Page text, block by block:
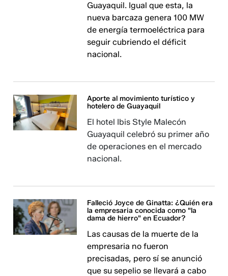
Guayaquil. Igual que esta, la
nueva barcaza genera 100 MW
de energía termoeléctrica para
seguir cubriendo el déficit
nacional.
Aporte al movimiento turístico y
hotelero de Guayaquil
El hotel Ibis Style Malecón
Guayaquil celebró su primer año
de operaciones en el mercado
nacional.
Falleció Joyce de Ginatta: ¿Quién era
la empresaria conocida como "la
dama de hierro" en Ecuador?
Las causas de la muerte de la
empresaria no fueron
precisadas, pero sí se anunció
que su sepelio se llevará a cabo